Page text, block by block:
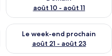
août 10 - août 11
end août 14 - août 16
Le week-end prochain
août 21 - août 23
Vérifier la disponibilité pour